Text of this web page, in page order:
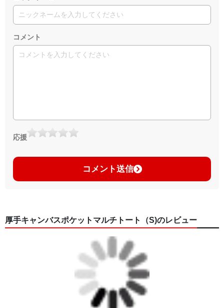
コメント
応援
コメント送信
厚手キャンバスポケットマルチトート（S)のレビュー